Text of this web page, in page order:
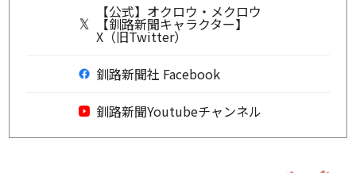
【公式】オクロウ・メクロウ
【釧路新聞キャラクター】
X（旧Twitter）
釧路新聞社 Facebook
釧路新聞Youtubeチャンネル